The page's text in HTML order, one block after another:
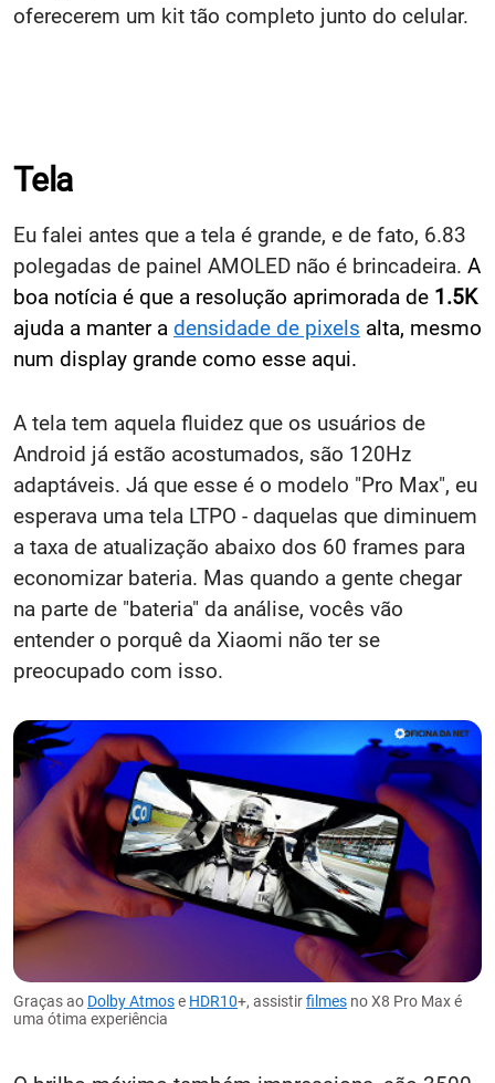
oferecerem um kit tão completo junto do celular.
Tela
Eu falei antes que a tela é grande, e de fato, 6.83
polegadas de painel AMOLED não é brincadeira. A
boa notícia é que a resolução aprimorada de 1.5K
ajuda a manter a densidade de pixels alta, mesmo
num display grande como esse aqui.
A tela tem aquela fluidez que os usuários de
Android já estão acostumados, são 120Hz
adaptáveis. Já que esse é o modelo "Pro Max", eu
esperava uma tela LTPO - daquelas que diminuem
a taxa de atualização abaixo dos 60 frames para
economizar bateria. Mas quando a gente chegar
na parte de "bateria" da análise, vocês vão
entender o porquê da Xiaomi não ter se
preocupado com isso.
Graças ao Dolby Atmose HDR10+, assistirfilmes no X8 Pro Max é
uma ótima experiência